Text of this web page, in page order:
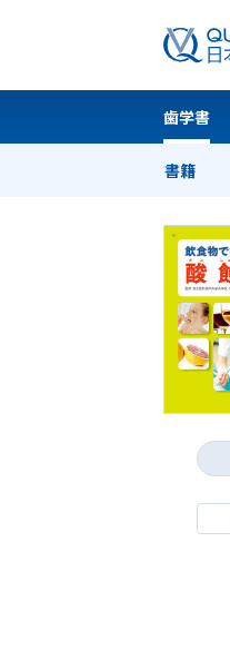
歯学書
書籍
ホーム